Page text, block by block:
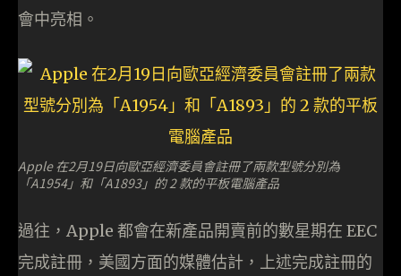
會中亮相。
Apple 在2月19日向歐亞經濟委員會註冊了兩款型號分別為
「A1954」和「A1893」的 2 款的平板電腦產品
過往，Apple 都會在新產品開賣前的數星期在 EEC
完成註冊，美國方面的媒體估計，上述完成註冊的